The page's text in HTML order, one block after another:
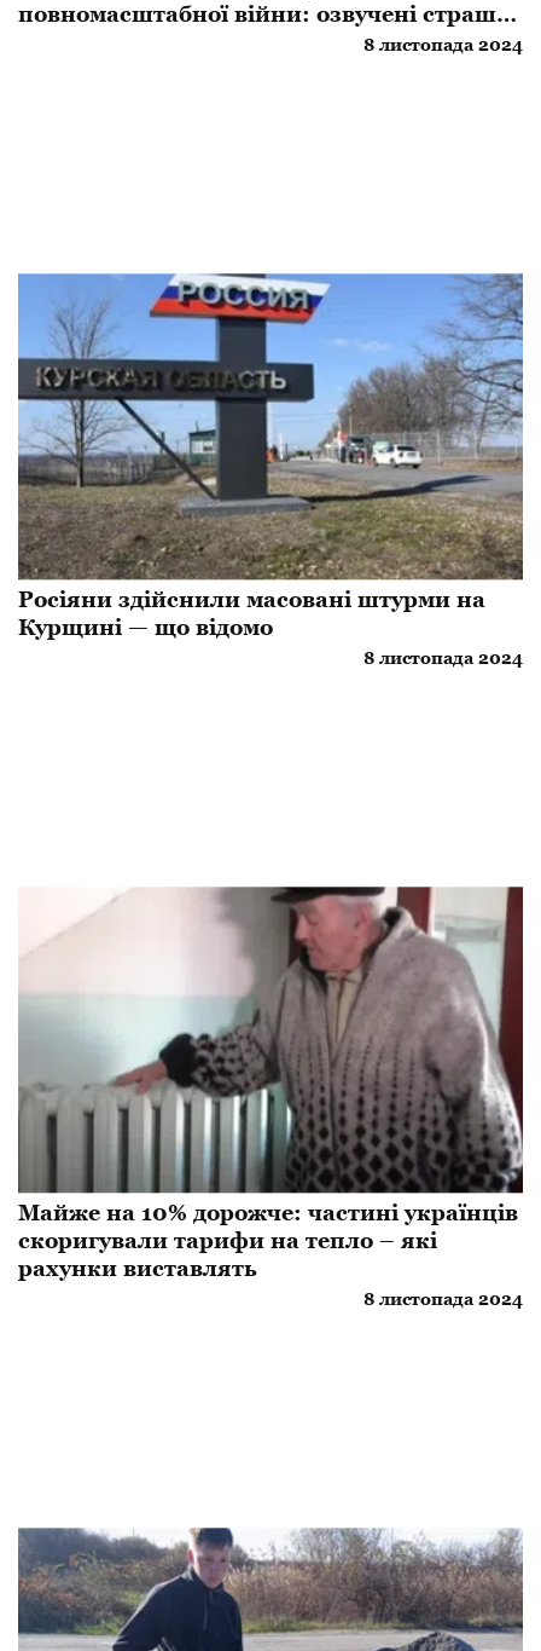
повномасштабної війни: озвучені страшні
8 листопада 2024
Росіяни здійснили масовані штурми на
Курщині — що відомо
8 листопада 2024
Майже на 10% дорожче: частині українців
скоригували тарифи на тепло – які
рахунки виставлять
8 листопада 2024